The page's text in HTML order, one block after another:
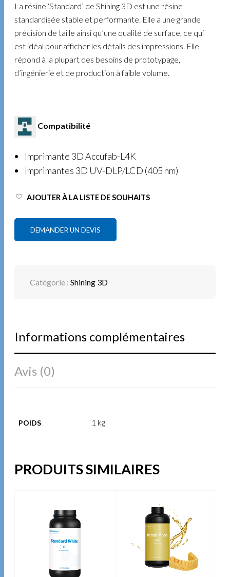
La résine ‘Standard’ de Shining 3D est une résine
standardisée stable et performante. Elle a une grande
précision de taille ainsi qu’une qualité de surface, ce qui
est idéal pour afficher les détails des impressions. Elle
répond à la plupart des besoins de prototypage,
d’ingénierie et de production à faible volume.
Compatibilité
Imprimante 3D Accufab-L4K
Imprimantes 3D UV-DLP/LCD (405 nm)
AJOUTER À LA LISTE DE SOUHAITS
DEMANDER UN DEVIS
Catégorie :Shining 3D
Informations complémentaires
Avis (0)
POIDS 1 kg
PRODUITS SIMILAIRES